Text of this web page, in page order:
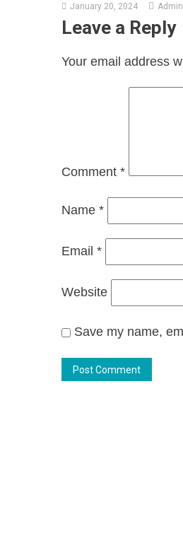
January 20, 2024 Admin
Leave a Reply
Your email address
Comment *
Name *
Email *
Website
Save my name,